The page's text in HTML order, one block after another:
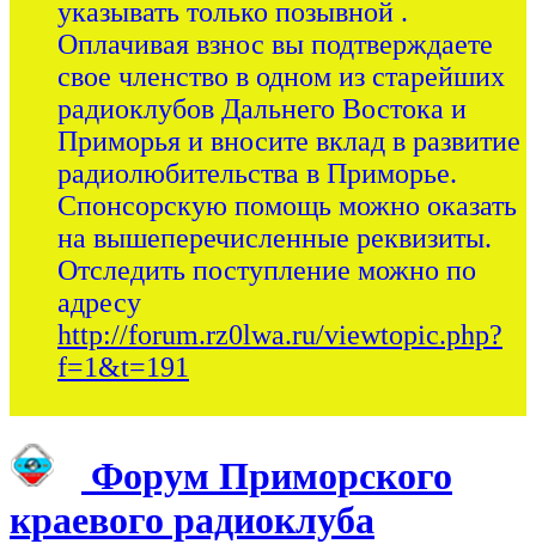
указывать только позывной .
Оплачивая взнос вы подтверждаете
свое членство в одном из старейших
радиоклубов Дальнего Востока и
Приморья и вносите вклад в развитие
радиолюбительства в Приморье.
Спонсорскую помощь можно оказать
на вышеперечисленные реквизиты.
Отследить поступление можно по
адресу
http://forum.rz0lwa.ru/viewtopic.php?
f=1&t=191
Форум Приморского
краевого радиоклуба